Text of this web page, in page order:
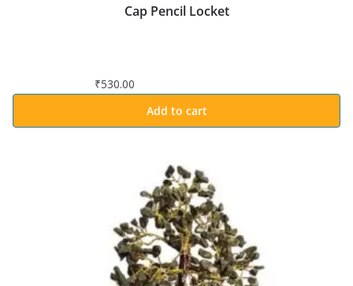
Cap Pencil Locket
₹530.00
Add to cart